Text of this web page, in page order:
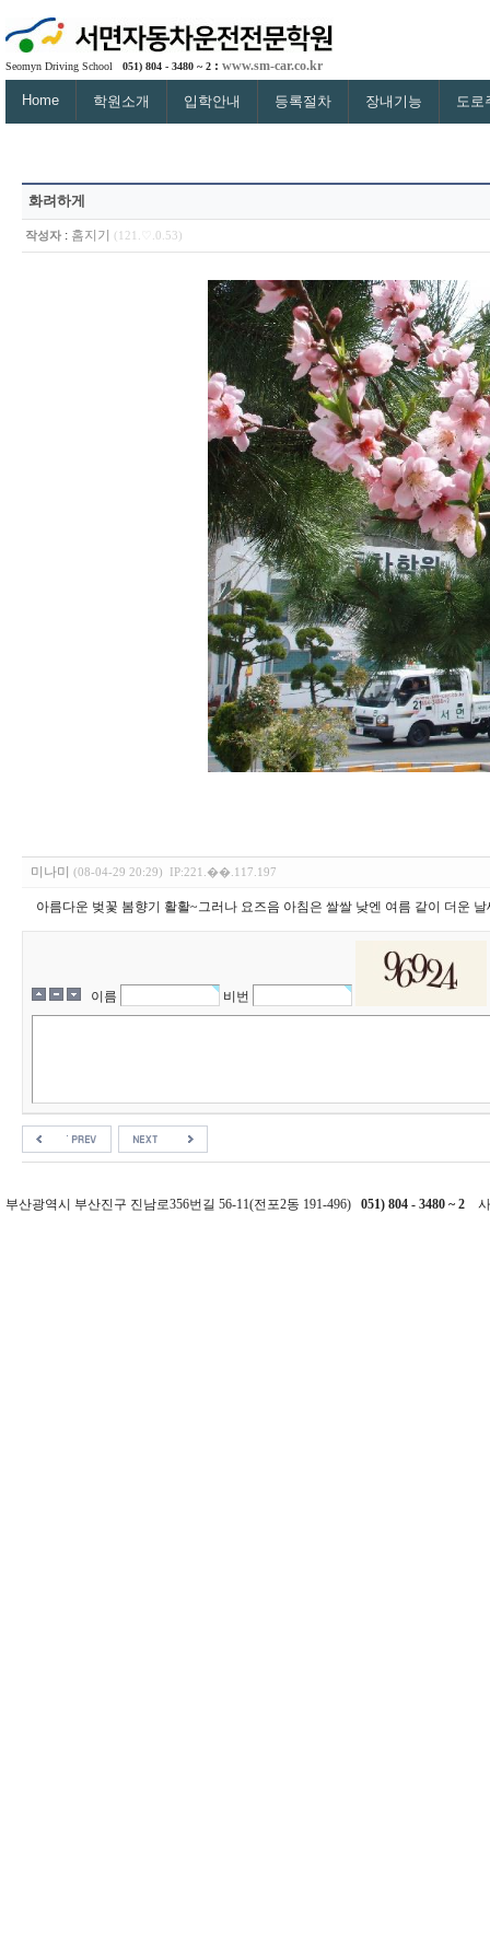
Seomyn Driving School 051) 804 - 3480 ~ 2 : www.sm-car.co.kr
Home 학원소개 입학안내 등록절차 장내기능 도로
화려하게
작성자 : 홈지기 (121.♡.0.53)
미나미 (08-04-29 20:29) IP:221.��.117.197
아름다운 벚꽃 봄향기 활활~그러나 요즈음 아침은 쌀쌀 낮엔 여름 같이 더운
이름 비번
부산광역시 부산진구 진남로356번길 56-11(전포2동 191-496) 051) 804 - 3480 ~ 2